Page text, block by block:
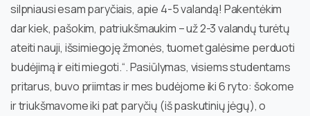
silpniausi esam paryčiais, apie 4-5 valandą! Pakentėkim
dar kiek, pašokim, patriukšmaukim – už 2-3 valandų turėtų
ateiti nauji, išsimiegoję žmonės, tuomet galėsime perduoti
budėjimą ir eiti miegoti.“. Pasiūlymas, visiems studentams
pritarus, buvo priimtas ir mes budėjome iki 6 ryto: šokome
ir triukšmavome iki pat paryčių (iš paskutinių jėgų), o